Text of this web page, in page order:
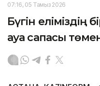
07:16, 05 Тамыз 2026
Бүгін еліміздің
ауа сапасы